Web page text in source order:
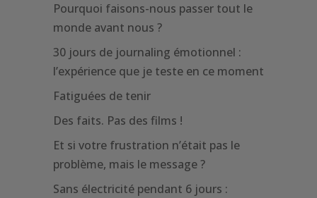
Pourquoi faisons-nous passer tout le
monde avant nous ?
30 jours de journaling émotionnel :
l’expérience que je teste en ce moment
Fatiguées de tenir
Des faits. Pas des films !
Et si votre frustration n’était pas le
problème, mais le message ?
Sans électricité pendant 6 jours :